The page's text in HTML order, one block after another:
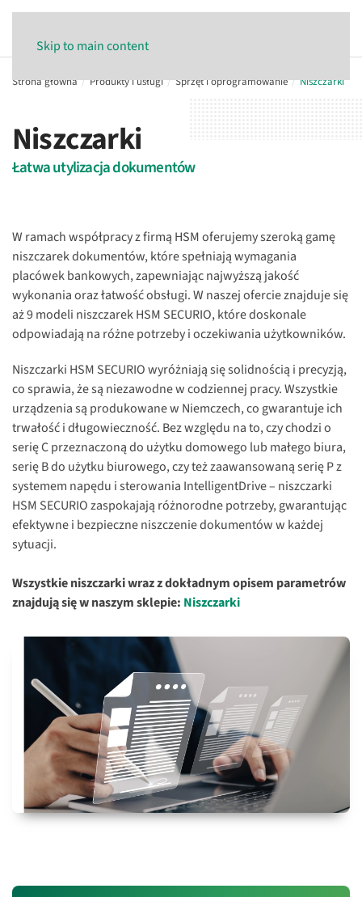
Skip to main content
Strona główna Produkty i usługi Sprzęt i oprogramowanie Niszczarki
Niszczarki
Łatwa utylizacja dokumentów
W ramach współpracy z firmą HSM oferujemy szeroką gamę
niszczarek dokumentów, które spełniają wymagania
placówek bankowych, zapewniając najwyższą jakość
wykonania oraz łatwość obsługi. W naszej ofercie znajduje się
aż 9 modeli niszczarek HSM SECURIO, które doskonale
odpowiadają na różne potrzeby i oczekiwania użytkowników.
Niszczarki HSM SECURIO wyróżniają się solidnością i precyzją,
co sprawia, że są niezawodne w codziennej pracy. Wszystkie
urządzenia są produkowane w Niemczech, co gwarantuje ich
trwałość i długowieczność. Bez względu na to, czy chodzi o
serię C przeznaczoną do użytku domowego lub małego biura,
serię B do użytku biurowego, czy też zaawansowaną serię P z
systemem napędu i sterowania IntelligentDrive – niszczarki
HSM SECURIO zaspokajają różnorodne potrzeby, gwarantując
efektywne i bezpieczne niszczenie dokumentów w każdej
sytuacji.
Wszystkie niszczarki wraz z dokładnym opisem parametrów
znajdują się w naszym sklepie: Niszczarki